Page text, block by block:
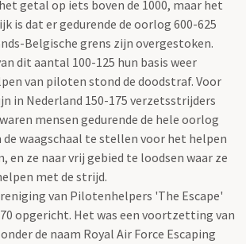
getal op iets boven de 1000, maar het
is dat er gedurende de oorlog 600-625
Belgische grens zijn overgestoken.
dit aantal 100-125 hun basis weer
van piloten stond de doodstraf. Voor
in Nederland 150-175 verzetsstrijders
mensen gedurende de hele oorlog
de waagschaal te stellen voor het helpen
en ze naar vrij gebied te loodsen waar ze
met de strijd.
van Pilotenhelpers 'The Escape'
opgericht. Het was een voortzetting van
de naam Royal Air Force Escaping